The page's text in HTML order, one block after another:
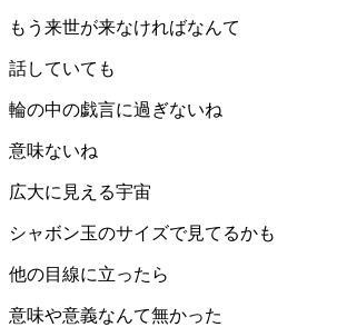
もう来世が来なければなんて
話していても
輪の中の戯言に過ぎないね
意味ないね
広大に見える宇宙
シャボン玉のサイズで見てるかも
他の目線に立ったら
意味や意義なんて無かった